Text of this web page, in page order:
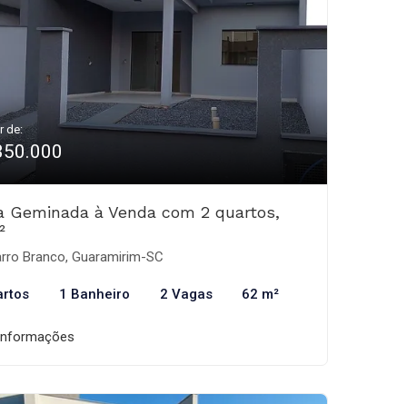
de:
Geminada à Venda com 2 quartos,
Branco, Guaramirim-SC
1 Banheiro 2 Vagas 62 m²